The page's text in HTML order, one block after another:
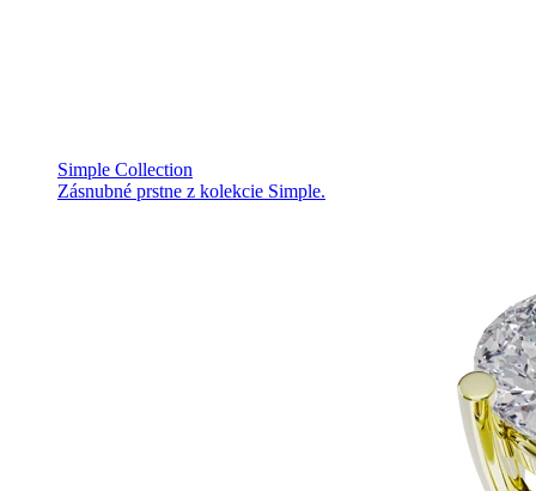
Simple Collection
Zásnubné prstne z kolekcie Simple.